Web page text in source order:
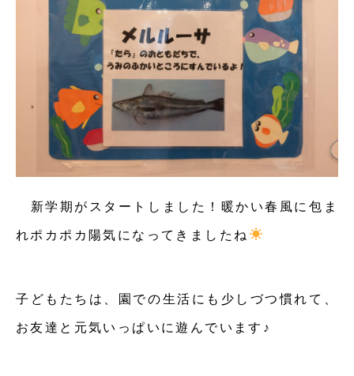
新学期がスタートしました！暖かい春風に包ま
れポカポカ陽気になってきましたね
子どもたちは、園での生活にも少しづつ慣れて、
お友達と元気いっぱいに遊んでいます♪